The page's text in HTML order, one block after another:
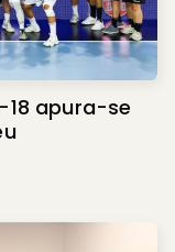
18 apura-se